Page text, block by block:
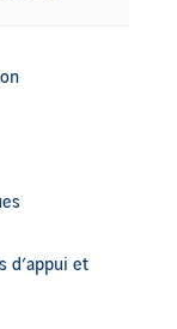
d’appui et